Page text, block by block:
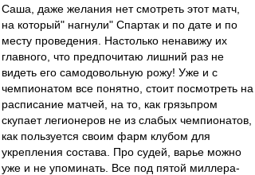
Саша, даже желания нет смотреть этот матч,
на который" нагнули" Спартак и по дате и по
месту проведения. Настолько ненавижу их
главного, что предпочитаю лишний раз не
видеть его самодовольную рожу! Уже и с
чемпионатом все понятно, стоит посмотреть на
расписание матчей, на то, как грязьпром
скупает легионеров не из слабых чемпионатов,
как пользуется своим фарм клубом для
укрепления состава. Про судей, варье можно
уже и не упоминать. Все под пятой миллера-